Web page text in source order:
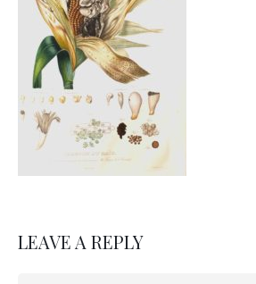
LEAVE A REPLY